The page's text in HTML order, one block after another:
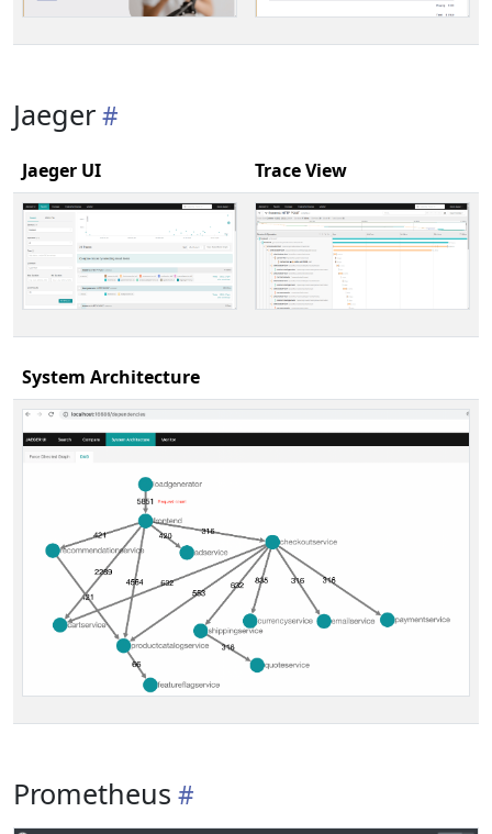
Jaeger
Jaeger UI Trace View
System Architecture
Prometheus